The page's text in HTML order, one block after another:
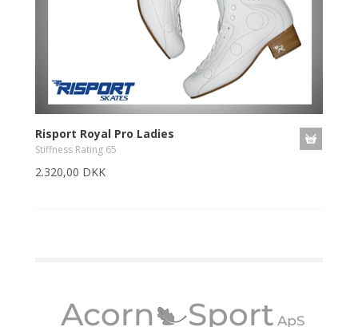
Risport Royal Pro Ladies
Stiffness Rating 65
2.320,00 DKK